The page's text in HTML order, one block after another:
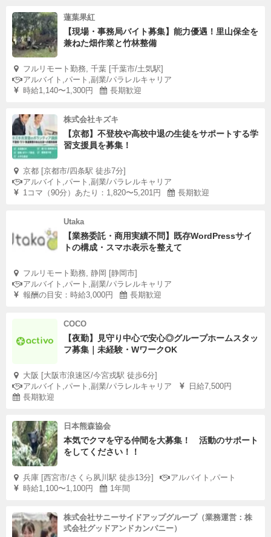
蓮葉果紅
【現場・事務局バイト募集】能力優遇！里山保全を
兼ねた畑作業と竹林整備
フルリモート勤務, 千葉 [千葉市/土気駅]
アルバイト,パート,副業/パラレルキャリア
時給1,140〜1,300円
長期歓迎
株式会社キズキ
【京都】不登校や高校中退の生徒をサポートする学
習支援員を募集！
京都 [京都市/四条駅 徒歩7分]
アルバイト,パート,副業/パラレルキャリア
1コマ（90分）あたり：1,820〜5,201円
長期歓迎
Utaka
【業務委託・商用実績不問】既存WordPressサイ
トの構成・スマホ表示を整えて
フルリモート勤務, 静岡 [静岡市]
アルバイト,パート,副業/パラレルキャリア
報酬の目安：時給3,000円
長期歓迎
COCO
【夜勤】見守り中心で安心◎グループホームスタッ
フ募集｜未経験・WワークOK
大阪 [大阪市浪速区/今宮戎駅 徒歩6分]
アルバイト,パート,副業/パラレルキャリア
日給7,500円
長期歓迎
日本熊森協会
本気でクマを守る仲間を大募集！ 活動のサポート
をしてください！！
兵庫 [西宮市/さくら夙川駅 徒歩13分]
アルバイト,パート
時給1,100〜1,100円
1年間
株式会社サニーサイドアップグループ（業務運営：株
式会社グッドアンドカンパニー）